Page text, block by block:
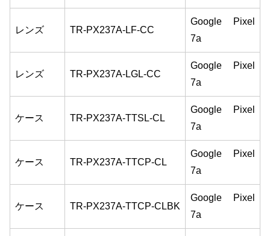
レンズ TR-PX237A-LF-CC
Google Pixel
7a
レンズ TR-PX237A-LGL-CC
Google Pixel
7a
ケース TR-PX237A-TTSL-CL
Google Pixel
7a
ケース TR-PX237A-TTCP-CL
Google Pixel
7a
ケース TR-PX237A-TTCP-CLBK
Google Pixel
7a